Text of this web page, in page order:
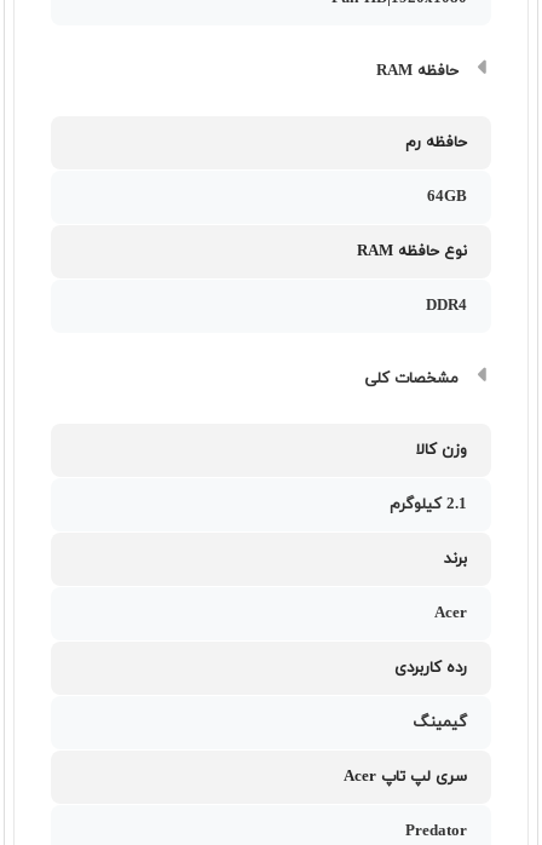
حافظه RAM
حافظه رم
64GB
نوع حافظه RAM
DDR4
مشخصات کلی
وزن کالا
2.1 کیلوگرم
برند
Acer
رده کاربردی
گیمینگ
سری لپ تاپ Acer
Predator